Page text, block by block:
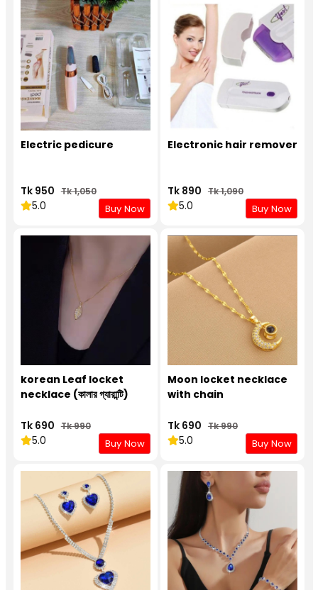
Electric pedicure
Tk 950 Tk 1,050
5.0 Buy Now
Electronic hair remover
Tk 890 Tk 1,090
5.0 Buy Now
korean Leaf locket
necklace (কালার গ্যারান্টি)
Tk 690 Tk 990
5.0 Buy Now
Moon locket necklace
with chain
Tk 690 Tk 990
5.0 Buy Now